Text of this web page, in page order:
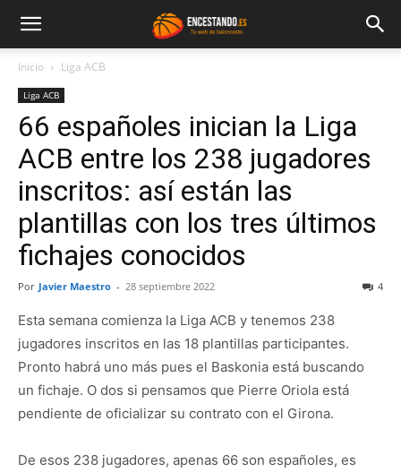
Inicio Liga ACB
Liga ACB
66 españoles inician la Liga
ACB entre los 238 jugadores
inscritos: así están las
plantillas con los tres últimos
fichajes conocidos
Por Javier Maestro - 28 septiembre 2022 4
Esta semana comienza la Liga ACB y tenemos 238
jugadores inscritos en las 18 plantillas participantes.
Pronto habrá uno más pues el Baskonia está buscando
un fichaje. O dos si pensamos que Pierre Oriola está
pendiente de oficializar su contrato con el Girona.
De esos 238 jugadores, apenas 66 son españoles, es